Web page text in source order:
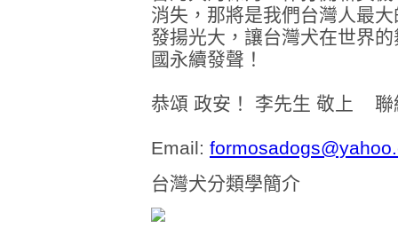
消失，那將是我們台灣人最
發揚光大，讓台灣犬在世界
國永續發聲！
恭頌 政安！ 李先生 敬上 聯
Email:
台灣犬分類學簡介